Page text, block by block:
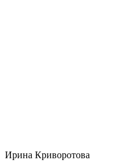
Ирина Криворотова